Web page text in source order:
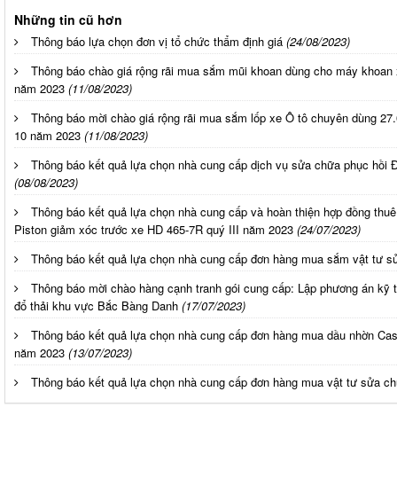
Những tin cũ hơn
Thông báo lựa chọn đơn vị tổ chức thẩm định giá (24/08/2023)
Thông báo chào giá rộng rãi mua sắm mũi khoan dùng cho máy
năm 2023 (11/08/2023)
Thông báo mời chào giá rộng rãi mua sắm lốp xe Ô tô chuyên dùng
10 năm 2023 (11/08/2023)
Thông báo kết quả lựa chọn nhà cung cấp dịch vụ sửa chữa phục hồi
(08/08/2023)
Thông báo kết quả lựa chọn nhà cung cấp và hoàn thiện hợp đồng
Piston giảm xóc trước xe HD 465-7R quý III năm 2023 (24/07/2023)
Thông báo kết quả lựa chọn nhà cung cấp đơn hàng mua sắm vật tư
Thông báo mời chào hàng cạnh tranh gói cung cấp: Lập phương án
đổ thải khu vực Bắc Bàng Danh (17/07/2023)
Thông báo kết quả lựa chọn nhà cung cấp đơn hàng mua dầu nhờn
năm 2023 (13/07/2023)
Thông báo kết quả lựa chọn nhà cung cấp đơn hàng mua vật tư sửa